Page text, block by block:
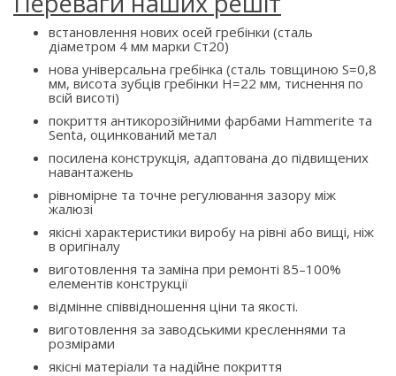
встановлення нових осей гребінки (сталь
діаметром 4 мм марки Ст20)
нова універсальна гребінка (сталь товщиною S=0,8
мм, висота зубців гребінки H=22 мм, тиснення по
всій висоті)
покриття антикорозійними фарбами Hammerite та
Senta, оцинкований метал
посилена конструкція, адаптована до підвищених
навантажень
рівномірне та точне регулювання зазору між
жалюзі
якісні характеристики виробу на рівні або вищі, ніж
в оригіналу
виготовлення та заміна при ремонті 85–100%
елементів конструкції
відмінне співвідношення ціни та якості.
виготовлення за заводськими кресленнями та
розмірами
якісні матеріали та надійне покриття